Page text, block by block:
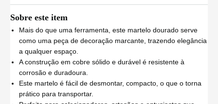
Sobre este item
Mais do que uma ferramenta, este martelo dourado serve
como uma peça de decoração marcante, trazendo elegância
a qualquer espaço.
A construção em cobre sólido e durável é resistente à
corrosão e duradoura.
Este martelo é fácil de desmontar, compacto, o que o torna
prático para transportar.